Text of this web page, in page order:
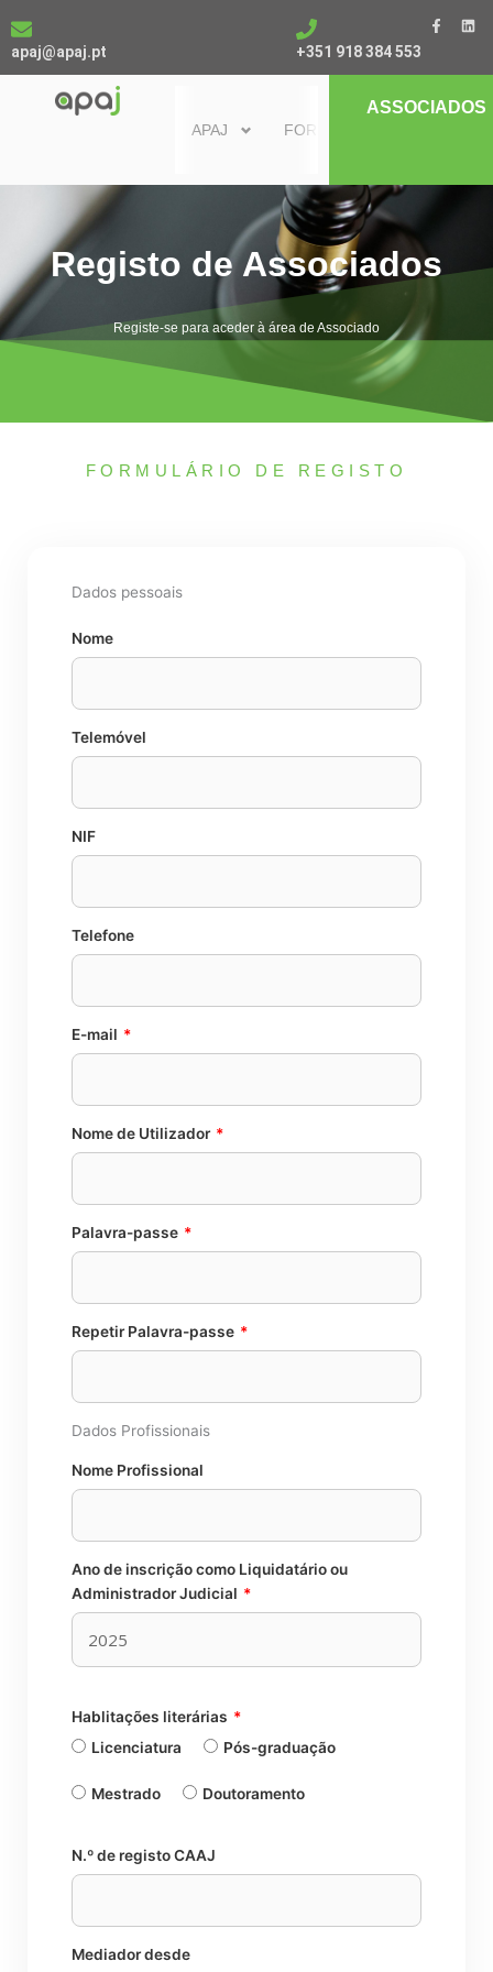
to
content
apaj@apaj.pt +351 918 384 553
F
a
b
o
k
L
i
e
i
n
APAJ FORMAÇÃO
ASSOCIADOS
Registo de Associados
Registe-se para aceder à área de Associado
FORMULÁRIO DE REGISTO
Dados pessoais
Nome
Telemóvel
NIF
Telefone
E-mail *
Nome de Utilizador *
Palavra-passe *
Repetir Palavra-passe *
Dados Profissionais
Nome Profissional
Ano de inscrição como Liquidatário ou
Administrador Judicial *
Hablitações literárias *
Licenciatura
Pós-graduação
Mestrado Doutoramento
N.º de registo CAAJ
Mediador desde